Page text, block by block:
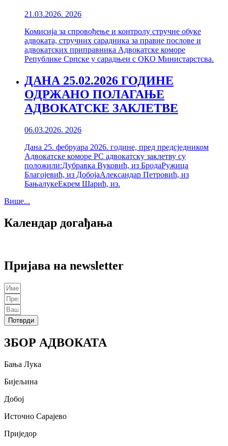
21.03.2026. 2026
Комисија за спровођење и контролу стручне обуке
aдвоката, стручних сарадника за правне послове и
aдвокатских приправника Адвокатске коморе
Републике Српске у сарадњеи с ОКО Министарстсва.
ДАНА 25.02.2026 ГОДИНЕ
ОДРЖАНО ПОЛАГАЊЕ
АДВОКАТСКЕ ЗАКЛЕТВЕ
06.03.2026. 2026
Дана 25. фебруара 2026. године, пред предсједником
Адвокатске коморе РС адвокатску заклетву су
положили:Дубравка Вуковић, из БродаРужица
Благојевић, из ДобојаАлександар Петровић, из
БањалукеЕкрем Шарић, из.
Више...
Календар догађања
Пријава на newsletter
Потврди
ЗБОР АДВОКАТА
Бања Лука
Бијељина
Добој
Источно Сарајево
Приједор